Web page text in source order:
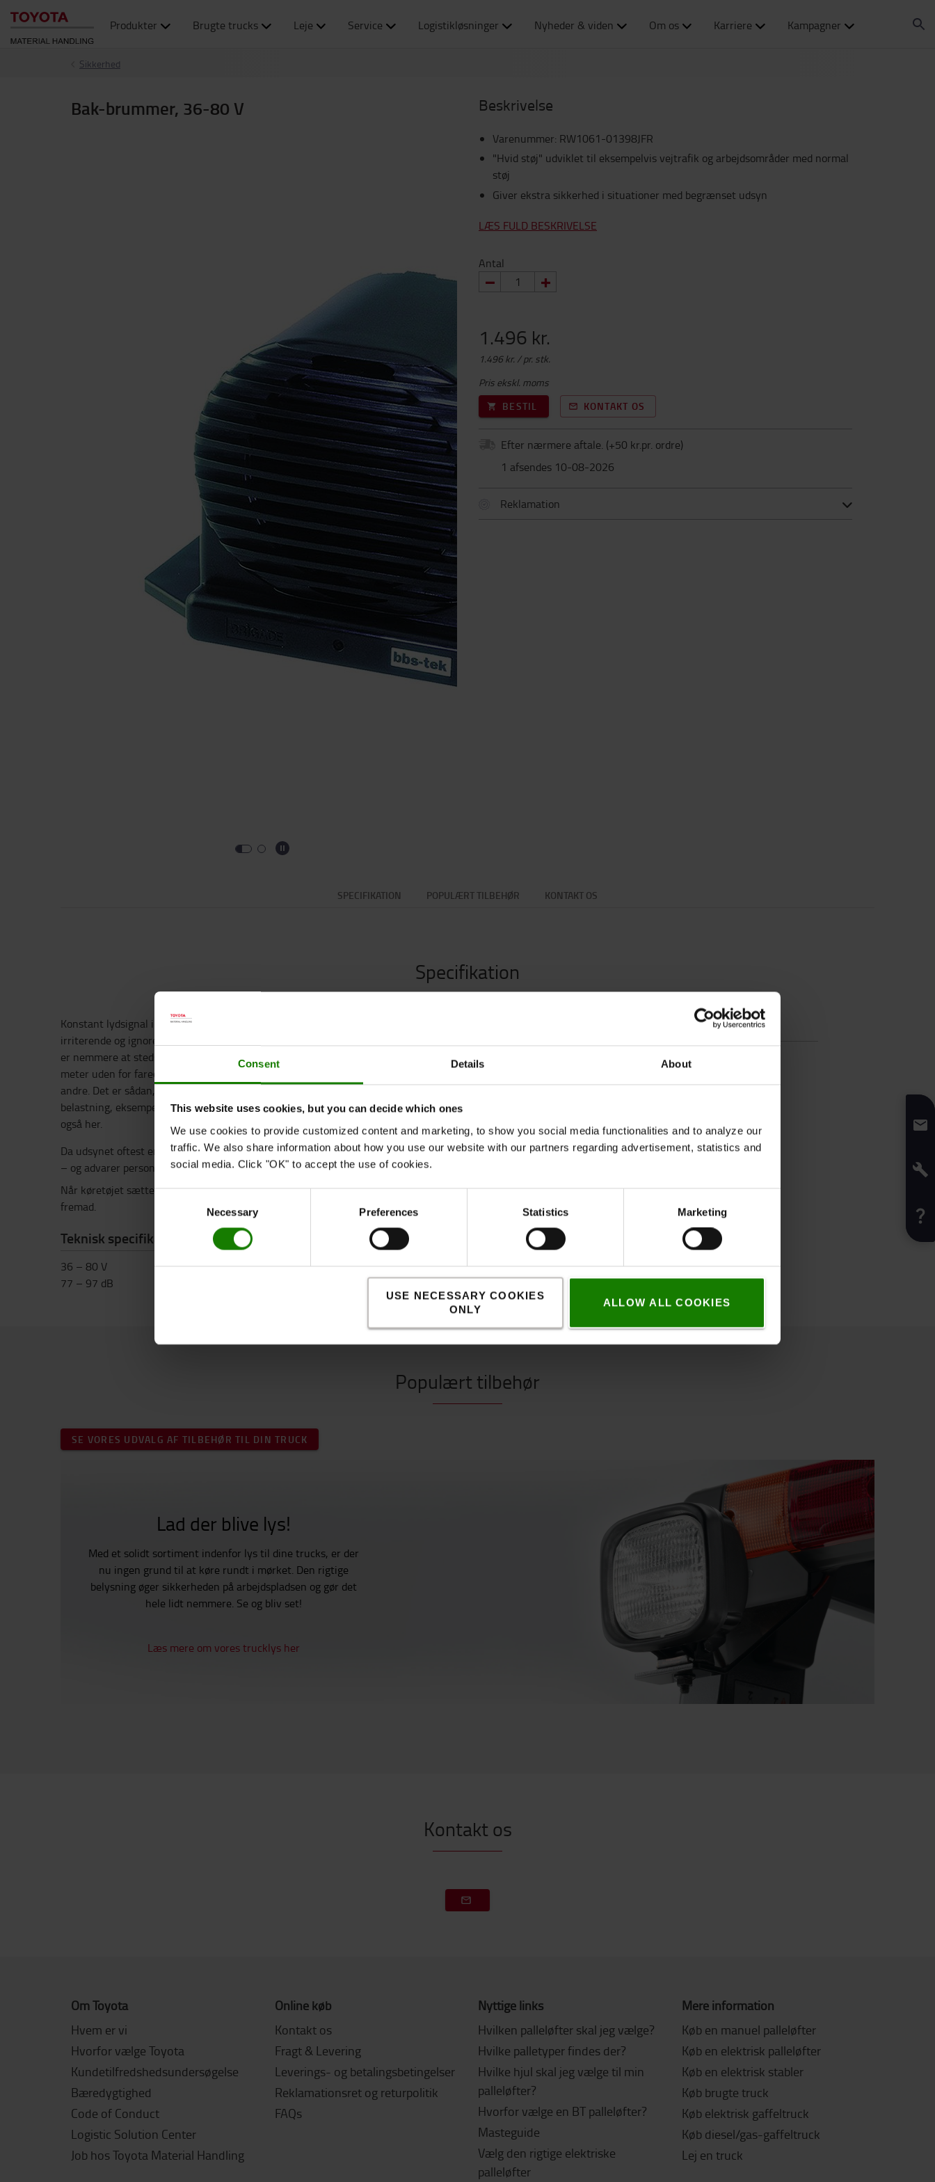
Consent Details About
This website uses cookies, but you can decide which ones
We use cookies to provide customized content and marketing, to show you social media functionalities and to analyze our
traffic. We also share information about how you use our website with our partners regarding advertisement, statistics and
social media. Click "OK" to accept the use of cookies.
Necessary Preferences Statistics Marketing
USE NECESSARY COOKIES
ONLY
ALLOW ALL COOKIES
Produkter Brugte trucks Leje Service Logistikløsninger Nyheder & viden Om os Karriere Kampagner
Sikkerhed
Bak-brummer, 36-80 V Beskrivelse
Varenummer: RW1061-01398JFR
"Hvid støj" udviklet til eksempelvis vejtrafik og arbejdsområder med normal
støj
Giver ekstra sikkerhed i situationer med begrænset udsyn
LÆS FULD BESKRIVELSE
Antal
1.496 kr.
1.496 kr. / pr. stk.
Pris ekskl. moms
BESTIL
KONTAKT OS
Efter nærmere aftale. (+50 kr.pr. ordre)
1 afsendes 10-08-2026
Reklamation
SPECIFIKATION POPULÆRT TILBEHØR KONTAKT OS
Specifikation
Konstant lydsignal i stedet for bip! Bip-lyden på en almindelig bak-advarsel opfattes hurtigt som
irriterende og ignoreres eller ændres (eller deaktiveres). "Hvid støj” er derimod altid konstant. Den
er nemmere at stedsbestemme, endnu bedre end det sædvanlige bip, og den høres ikke længere få
meter uden for fareområdet. Opfattes meget tydeligt af de berørte personer med minimal gene for
andre. Det er sådan, sikkerhed skal være. Den "hvide støj" er udviklet til områder med mellem
belastning, eksempelvis vejtrafik og arbejdsområder med normal støj. Med op til 97 dB høres du
også her.
Da udsynet oftest er blokeret, giver bakalarm-brummeren ekstra sikkerhed, når et køretøj bakker
– og advarer personer om at flytte sig.
Når køretøjet sættes i bakgear, afgiver brummeren et advarselssignal, indtil køretøjet igen kører
fremad.
Teknisk specifikation
36 – 80 V
77 – 97 dB
Populært tilbehør
SE VORES UDVALG AF TILBEHØR TIL DIN TRUCK
Lad der blive lys!
Med et solidt sortiment indenfor lys til dine trucks, er der
nu ingen grund til at køre rundt i mørket. Den rigtige
belysning øger sikkerheden på arbejdspladsen og gør det
hele lidt nemmere. Se og bliv set!
Læs mere om vores trucklys her
Kontakt os
Om Toyota
Hvem er vi
Hvorfor vælge Toyota
Kundetilfredshedsundersøgelse
Bæredygtighed
Code of Conduct
Logistic Solution Center
Job hos Toyota Material Handling
Online køb
Kontakt os
Fragt & Levering
Leverings- og betalingsbetingelser
Reklamationsret og returpolitik
FAQs
Nyttige links
Hvilken palleløfter skal jeg vælge?
Hvilke palletyper findes der?
Hvilke hjul skal jeg vælge til min
palleløfter?
Hvorfor vælge en BT palleløfter?
Masteguide
Vælg den rigtige elektriske
palleløfter
Mere information
Køb en manuel palleløfter
Køb en elektrisk palleløfter
Køb en elektrisk stabler
Køb brugte truck
Køb elektrisk gaffeltruck
Køb diesel/gas-gaffeltruck
Lej en truck